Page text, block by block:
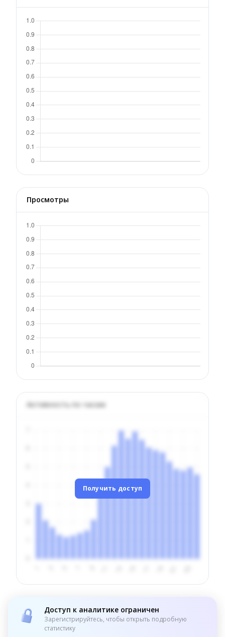
Просмотры
Активность по часам
Получить доступ
Доступ к аналитике ограничен
Зарегистрируйтесь, чтобы открыть подробную
статистику